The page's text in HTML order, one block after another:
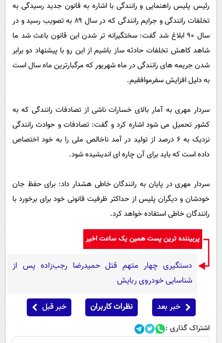
رئیس پلیس راهنمایی و رانندگی با اشاره به قانون جدید رسیدگی به
تخلفات رانندگی و جرایم رانندگی که در سال ۸۹ به تصویب رسید و در
سال ۹۰ ابلاغ شد گفت: سختگیرانه تر شدن این قانون باعث شد ما
شاهد کاهش تخلفات حادثه ساز باشیم از این رو با پیشنهاد دو برابر
شدن جریمه های رانندگی در ماه شهریور که مرگبارترین ماه سال است
به دلیل افزایش سفرموافقیم.
سردار مهری به آمار بالای خسارات ناشی از تصادفات رانندگی که به
کشور تحمیل می شود اشاره کرد و گفت: تصادفات و حوادث رانندگی
نزدیک به ۶ درصد از تولید در آمد ناخالص ملی را به خود اختصاص
داده است که باید برای آن چاره ای اندیشیده شود.
سردار مهری در پایان به رانندگان خاطی هشدار داد: برای حفظ جان
خودشان و دیگران پلیس از حداکثر ظرفیت قانونی خود برای برخورد با
رانندگان خاطی استفاده خواهد کرد.
پربیننده ترین پست همین یک ساعت اخیر
دستگیری چهار متهم قتل حمیدرضا رجب‌زاده پس از
شناسایی خودروی ربایش
خبر بعد نظرات کاربران خبر قبل
اشتراک گذاری :